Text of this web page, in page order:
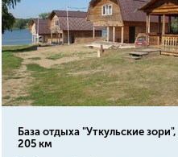
База отдыха "Уткульские зори",
205 км